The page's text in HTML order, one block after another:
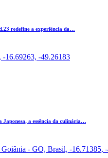
redefine a experiência da…
16.69263, -49.26183
Japonesa, a essência da culinária…
- GO, Brasil, -16.71385,